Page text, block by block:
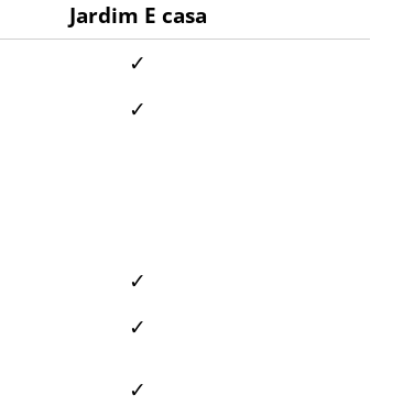
Jardim E casa
✓
✓
✓
✓
✓